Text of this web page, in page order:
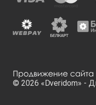
© 2026 «Dveridom» -